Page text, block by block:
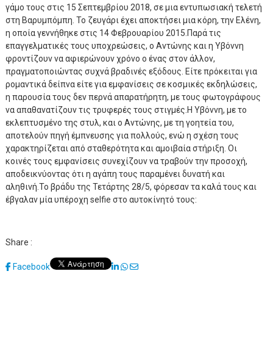
γάμο τους στις 15 Σεπτεμβρίου 2018, σε μια εντυπωσιακή τελετή
στη Βαρυμπόμπη. Το ζευγάρι έχει αποκτήσει μια κόρη, την Ελένη,
η οποία γεννήθηκε στις 14 Φεβρουαρίου 2015.Παρά τις
επαγγελματικές τους υποχρεώσεις, ο Αντώνης και η Υβόννη
φροντίζουν να αφιερώνουν χρόνο ο ένας στον άλλον,
πραγματοποιώντας συχνά βραδινές εξόδους. Είτε πρόκειται για
ρομαντικά δείπνα είτε για εμφανίσεις σε κοσμικές εκδηλώσεις,
η παρουσία τους δεν περνά απαρατήρητη, με τους φωτογράφους
να απαθανατίζουν τις τρυφερές τους στιγμές.Η Υβόννη, με το
εκλεπτυσμένο της στυλ, και ο Αντώνης, με τη γοητεία του,
αποτελούν πηγή έμπνευσης για πολλούς, ενώ η σχέση τους
χαρακτηρίζεται από σταθερότητα και αμοιβαία στήριξη. Οι
κοινές τους εμφανίσεις συνεχίζουν να τραβούν την προσοχή,
αποδεικνύοντας ότι η αγάπη τους παραμένει δυνατή και
αληθινή.Το βράδυ της Τετάρτης 28/5, φόρεσαν τα καλά τους και
έβγαλαν μία υπέροχη selfie στο αυτοκίνητό τους:
Share :
Facebook LinkedIn
Whatsapp
Share